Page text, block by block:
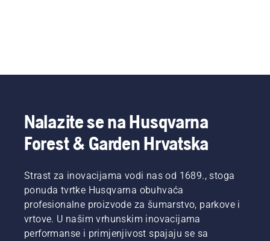
Nalazite se na Husqvarna
Forest & Garden Hrvatska
Strast za inovacijama vodi nas od 1689., stoga
ponuda tvrtke Husqvarna obuhvaća
profesionalne proizvode za šumarstvo, parkove i
vrtove. U našim vrhunskim inovacijama
performanse i primjenjivost spajaju se sa